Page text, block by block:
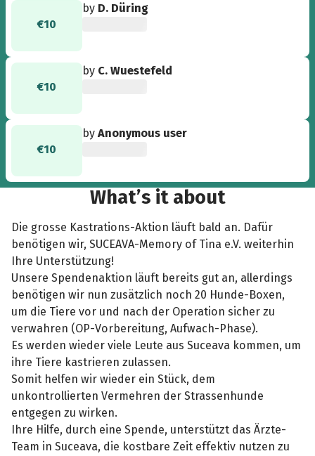
€10
by D. Düring
€10
by C. Wuestefeld
€10
byAnonymous user
What’s it about
Die grosse Kastrations-Aktion läuft bald an. Dafür
benötigen wir, SUCEAVA-Memory of Tina e.V. weiterhin
Ihre Unterstützung!
Unsere Spendenaktion läuft bereits gut an, allerdings
benötigen wir nun zusätzlich noch 20 Hunde-Boxen,
um die Tiere vor und nach der Operation sicher zu
verwahren (OP-Vorbereitung, Aufwach-Phase).
Es werden wieder viele Leute aus Suceava kommen, um
ihre Tiere kastrieren zulassen.
Somit helfen wir wieder ein Stück, dem
unkontrollierten Vermehren der Strassenhunde
entgegen zu wirken.
Ihre Hilfe, durch eine Spende, unterstützt das Ärzte-
Team in Suceava, die kostbare Zeit effektiv nutzen zu